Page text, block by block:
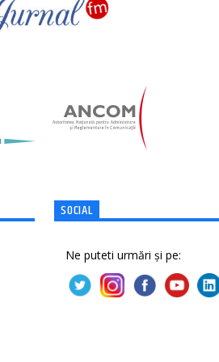
SOCIAL
Ne puteti urmări și pe: